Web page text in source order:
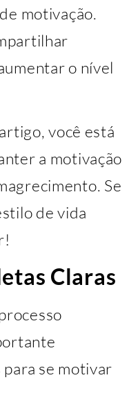
motivação.
o nível
você está
a motivação
Se
de vida
Claras
se motivar